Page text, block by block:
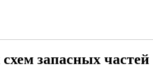
запасных частей